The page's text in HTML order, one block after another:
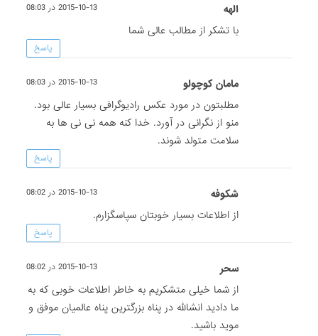
الهه 2015-10-13 در 08:03
با تشکر از مطالب عالی شما
پاسخ
مامان کوچولو 2015-10-13 در 08:03
مطلبتون در مورد عکس رادیوگرافی بسیار عالی بود.
منو از نگرانی در آورد. خدا کنه همه نی نی ها به
سلامت متولد شوند.
پاسخ
شکوفه 2015-10-13 در 08:02
از اطلاعات بسیار خوبتان سپاسگزارم.
پاسخ
سحر 2015-10-13 در 08:02
از شما خیلی متشکریم به خاطر اطلاعات خوبی که به
ما دادید انشالله در پناه بزرگترین پناه عالمیان موفق و
موید باشید.